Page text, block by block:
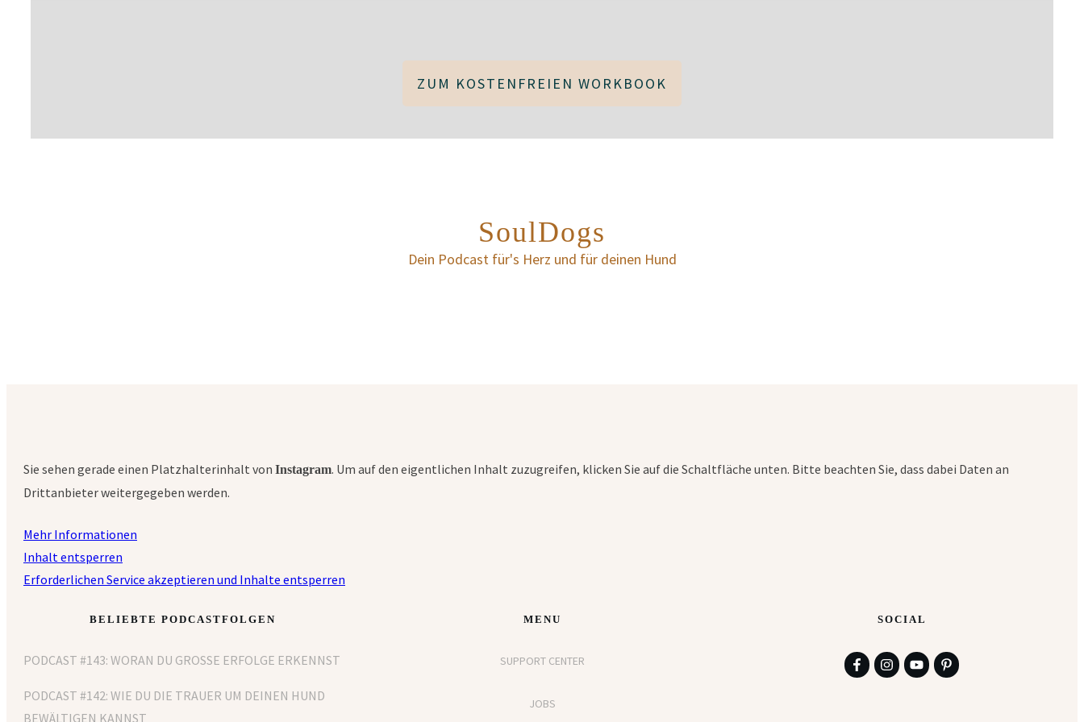
ZUM KOSTENFREIEN WORKBOOK
SoulDogs
Dein Podcast für's Herz und für deinen Hund
Sie sehen gerade einen Platzhalterinhalt von Instagram. Um auf den eigentlichen Inhalt zuzugreifen, klicken Sie auf die Schaltfläche unten. Bitte beachten Sie, dass dabei Daten an
Drittanbieter weitergegeben werden.
Mehr Informationen
Inhalt entsperren
Erforderlichen Service akzeptieren und Inhalte entsperren
BELIEBTE PODCASTFOLGEN
PODCAST #143: WORAN DU GROSSE ERFOLGE ERKENNST
PODCAST #142: WIE DU DIE TRAUER UM DEINEN HUND
BEWÄLTIGEN KANNST
MENU
SUPPORT CENTER
JOBS
SOCIAL